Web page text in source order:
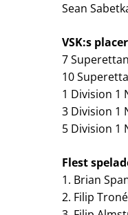
Sean
VSK:s
7
10
1 Division 1
3 Division 1
5 Division 1
Flest
1. Brian
2. Filip